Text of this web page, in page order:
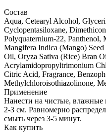
Состав
Aqua, Cetearyl Alcohol,
Cyclopentasiloxane,
Polyquaternium-22, Panthenol,
Mangifera Indica (Mango)
Oil, Oryza Sativa (Rice) Bran
Acrylamidopropyltrimonium
Citric Acid, Fragrance,
Methylchloroisothiazolinone,
Применение
Нанести на чистые, влажные
2-3 см. Равномерно
смыть через 3-5 минут.
Как купить